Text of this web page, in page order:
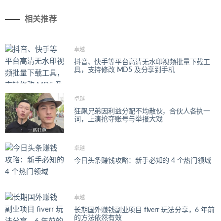
相关推荐
卓越
抖音、快手等平台高清无水印视频批量下载工
具，支持修改 MD5 及分享到手机
卓越
狂飙兄弟因利益分配不均散伙，合伙人各执一
词，上演抢夺账号与举报大戏
卓越
今日头条赚钱攻略：新手必知的 4 个热门领域
卓越
长期国外赚钱副业项目 fiverr 玩法分享，6 年前
的方法依然有效